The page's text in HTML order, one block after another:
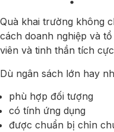
Quà khai trường không
cách doanh nghiệp và
viên và tinh thần tích
Dù ngân sách lớn hay
phù hợp đối tượng
có tính ứng dụng
được chuẩn bị chỉn